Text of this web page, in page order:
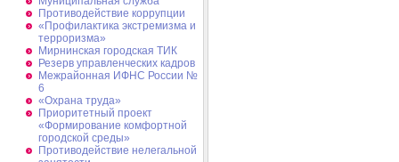
Противодействие коррупции
«Профилактика экстремизма и
терроризма»
Мирнинская городская ТИК
Резерв управленческих кадров
Межрайонная ИФНС России №
6
«Охрана труда»
Приоритетный проект
«Формирование комфортной
городской среды»
Противодействие нелегальной